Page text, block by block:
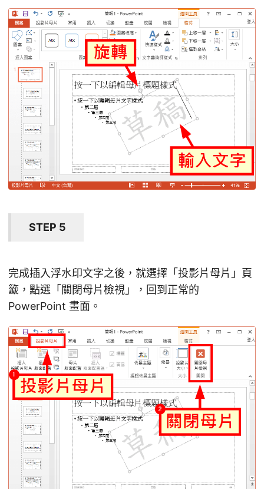
STEP 5
完成插入浮水印文字之後，就選擇「投影片母片」頁
籤，點選「關閉母片檢視」，回到正常的
PowerPoint 畫面。